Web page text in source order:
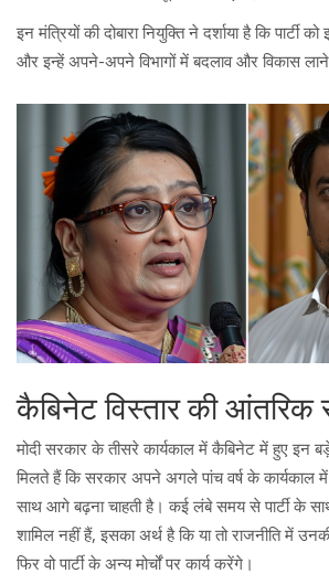
इन मंत्रियों की दोबारा नियुक्ति ने दर्शाया है कि पार्टी
और इन्हें अपने-अपने विभागों में बदलाव और विकास लाने
कैबिनेट विस्तार की आंतरिक
मोदी सरकार के तीसरे कार्यकाल में कैबिनेट में हुए इन
मिलते हैं कि सरकार अपने अगले पांच वर्ष के
साथ आगे बढ़ना चाहती है। कई लंबे समय से पार्टी के
शामिल नहीं हैं, इसका अर्थ है कि या तो राजनीति में
फिर वो पार्टी के अन्य मोर्चों पर कार्य करेंगे।